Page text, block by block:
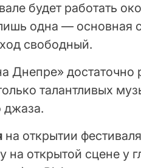
будет работать
одна — основная
свободный.
Днепре» достаточно
талантливых
джаза.
на открытии
на открытой сцене у